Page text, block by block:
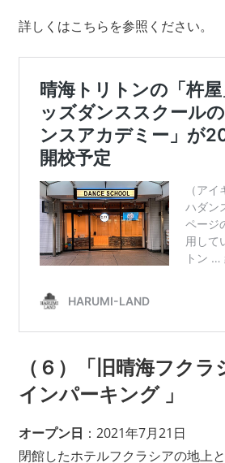
詳しくはこちらを参照ください。
（６）「旧晴海フク
インパーキング 」
オープン日 ：2021年7月21日
閉館したホテルフクラシアの地上